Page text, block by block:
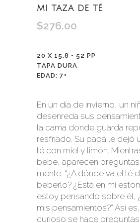
MI TAZA DE TÉ
$276.00
20 X 15.8 • 52 PP
TAPA DURA
EDAD: 7+
En un día de invierno, un
desenreda sus
la cama donde guarda
resfriado. Su papá le dejó
té con miel y limón.
bebe, aparecen
mente: “¿A dónde va el té
beberlo? ¿Está en mi
estoy pensando sobre él,
mis pensamientos?” Así
curioso se hace